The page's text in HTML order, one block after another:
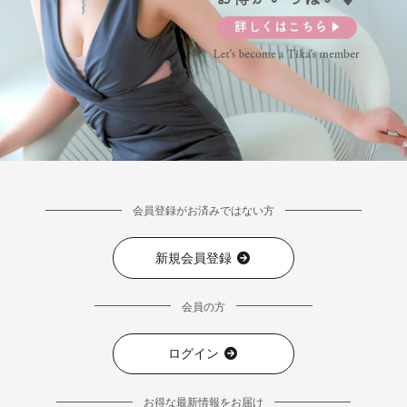
会員登録がお済みではない方
新規会員登録
会員の方
ログイン
お得な最新情報をお届け